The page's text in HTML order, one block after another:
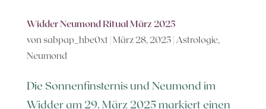
Widder Neumond Ritual März 2025
von sabpap_hbe0xt März 28, 2025| Astrologie,
Neumond
Die Sonnenfinsternis und Neumond im
Widder am 29. März 2025 markiert einen